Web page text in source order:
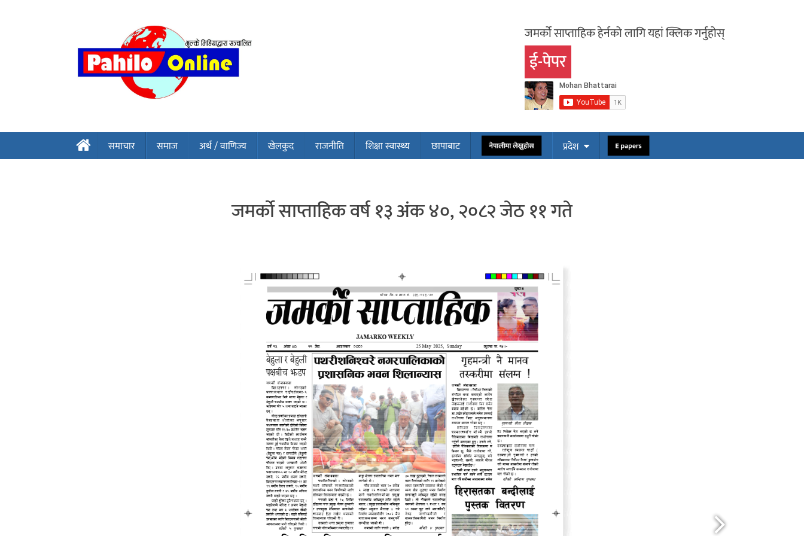
जमर्को साप्ताहिक हेर्नको लागि यहां क्लिक गर्नुहोस्
ई-पेपर
समाचार समाज अर्थ / वाणिज्य खेलकुद राजनीति शिक्षा स्वास्थ्य छापाबाट नेपालीमा लेख्नुहोस प्रदेश E papers
जमर्को साप्ताहिक वर्ष १३ अंक ४०, २०८२ जेठ ११ गते